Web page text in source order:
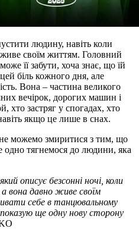
людину, навіть коли
своїм життям. Головний
її забути, хоча знає, що їй
біль кожного дня, але
Вона – частина великого
вечірок, дорогих машин і
хто застряг у спогадах, хто
якщо це лише в снах.
можемо змиритися з тим, що
одно тягнемося до людини, яка
описує безсонні ночі, коли
вона давно живе своїм
себе в танцювальному
показую ще одну нову сторону